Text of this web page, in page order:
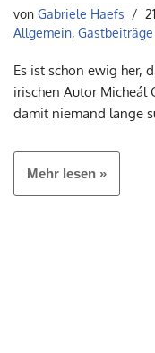
von Gabriele Haefs
Allgemein,
Es ist schon ewig her,
irischen Autor Micheál
damit niemand lange
Mehr lesen »